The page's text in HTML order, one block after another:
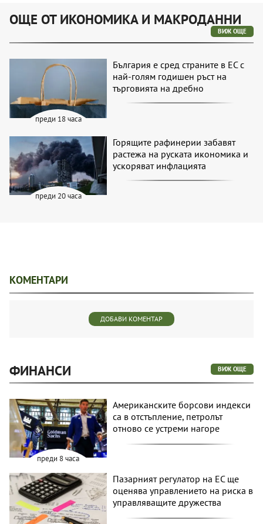
ОЩЕ ОТ ИКОНОМИКА И МАКРОДАННИ
ВИЖ ОЩЕ
преди 18 часа
България е сред страните в ЕС с
най-голям годишен ръст на
търговията на дребно
преди 20 часа
Горящите рафинерии забавят
растежа на руската икономика и
ускоряват инфлацията
КОМЕНТАРИ
ДОБАВИ КОМЕНТАР
ФИНАНСИ ВИЖ ОЩЕ
преди 8 часа
Американските борсови индекси
са в отстъпление, петролът
отново се устреми нагоре
Пазарният регулатор на ЕС ще
оценява управлението на риска в
управляващите дружества